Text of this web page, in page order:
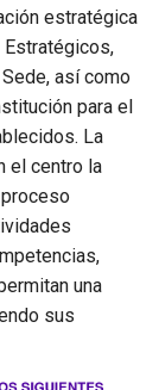
estratégica
así como
para el
La
el centro la
una
sus